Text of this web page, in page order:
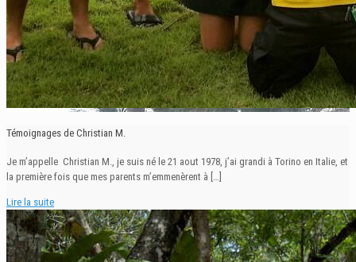
Témoignages de Christian M.
Je m’appelle Christian M., je suis né le 21 aout 1978, j’ai grandi à Torino en Italie, et
la première fois que mes parents m’emmenèrent à […]
Lire la suite